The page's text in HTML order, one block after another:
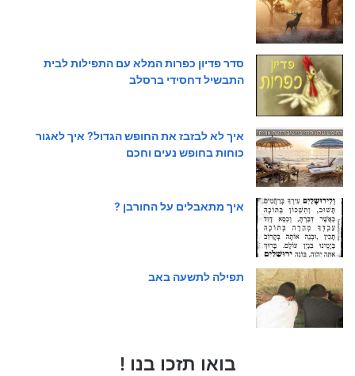
סדר פדיון כפרות המלא עם התפילות לבית
התבשיל דחסידי ברסלב
איך לא לבזבז את החופש הגדול? איך לאגור
כוחות בחופש נעים וחכם
איך מתאבלים על החורבן ?
תפילה לתשעה באב
בואו תזכו בנו !